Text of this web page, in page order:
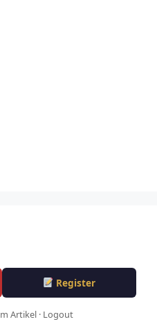
Register
Artikel · Logout